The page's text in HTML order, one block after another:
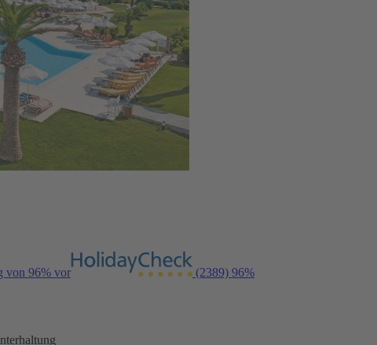
von 96% vor (2389) 96%